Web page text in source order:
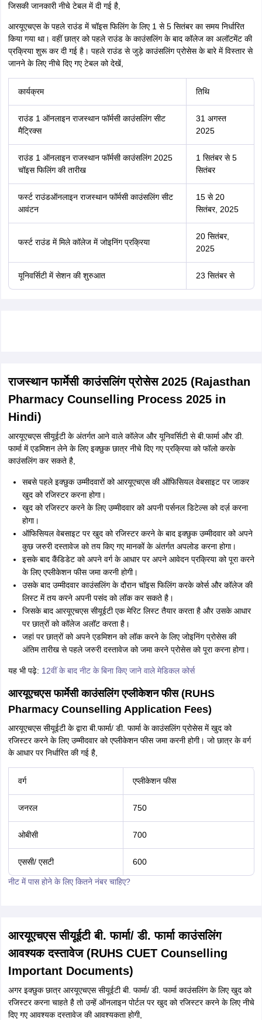
जिसकी जानकारी नीचे टेबल में दी गई है,
आरयूएचएस के पहले राउंड में चॉइस फिलिंग के लिए 1 से 5 सितंबर का समय निर्धारित
किया गया था। वहीं छात्र को पहले राउंड के काउंसलिंग के बाद कॉलेज का अलॉटमेंट की
प्रक्रिया शुरू कर दी गई है। पहले राउंड से जुड़े काउंसलिंग प्रोसेस के बारे में विस्तार से
जानने के लिए नीचे दिए गए टेबल को देखें,
कार्यक्रम तिथि
राउंड 1 ऑनलाइन राजस्थान फॉर्मसी काउंसलिंग सीट
मैट्रिक्स
31 अगस्त
2025
राउंड 1 ऑनलाइन राजस्थान फॉर्मसी काउंसलिंग 2025
चॉइस फिलिंग की तारीख
1 सितंबर से 5
सितंबर
फर्स्ट राउंडऑनलाइन राजस्थान फॉर्मसी काउंसलिंग सीट
आवंटन
15 से 20
सितंबर, 2025
फर्स्ट राउंड में मिले कॉलेज में जोइनिंग प्रक्रिया
20 सितंबर,
2025
यूनिवर्सिटी में सेशन की शुरुआत 23 सितंबर से
राजस्थान फार्मेसी काउंसलिंग प्रोसेस 2025 (Rajasthan
Pharmacy Counselling Process 2025 in
Hindi)
आरयूएचएस सीयूईटी के अंतर्गत आने वाले कॉलेज और यूनिवर्सिटी से बी.फार्मा और डी.
फार्मा में एडमिशन लेने के लिए इक्छुक छात्र नीचे दिए गए प्रक्रिया को फॉलो करके
काउंसलिंग कर सकते है,
सबसे पहले इक्छुक उम्मीदवारों को आरयूएचएस की ऑफिसियल वेबसाइट पर जाकर
खुद को रजिस्टर करना होगा।
खुद को रजिस्टर करने के लिए उम्मीदवार को अपनी पर्सनल डिटेल्स को दर्ज़ करना
होगा।
ऑफिसियल वेबसाइट पर खुद को रजिस्टर करने के बाद इक्छुक उम्मीदवार को अपने
कुछ जरुरी दस्तावेज को तय किए गए मानकों के अंतर्गत अपलोड करना होगा।
इसके बाद कैंडिडेट को अपने वर्ग के आधार पर अपने आवेदन प्रक्रिया को पूरा करने
के लिए एप्लीकेशन फीस जमा करनी होगी।
उसके बाद उम्मीदवार काउंसलिंग के दौरान चॉइस फिलिंग करके कोर्स और कॉलेज की
लिस्ट में तय करने अपनी पसंद को लॉक कर सकते है।
जिसके बाद आरयूएचएस सीयूईटी एक मेरिट लिस्ट तैयार करता है और उसके आधार
पर छात्रों को कॉलेज अलॉट करता है।
जहां पर छात्रों को अपने एडमिशन को लॉक करने के लिए जोइनिंग प्रोसेस की
अंतिम तारीख से पहले जरुरी दस्तावेज को जमा करने प्रोसेस को पूरा करना होगा।
यह भी पढ़े: 12वीं के बाद नीट के बिना किए जाने वाले मेडिकल कोर्स
आरयूएचएस फार्मेसी काउंसलिंग एप्लीकेशन फीस (RUHS
Pharmacy Counselling Application Fees)
आरयूएचएस सीयूईटी के द्वारा बी.फार्मा/ डी. फार्मा के काउंसलिंग प्रोसेस में खुद को
रजिस्टर करने के लिए उम्मीदवार को एप्लीकेशन फीस जमा करनी होगी। जो छात्र के वर्ग
के आधार पर निर्धारित की गई है,
वर्ग एप्लीकेशन फीस
जनरल 750
ओबीसी 700
एससी/ एसटी 600
नीट में पास होने के लिए कितने नंबर चाहिए?
आरयूएचएस सीयूईटी बी. फार्मा/ डी. फार्मा काउंसलिंग
आवश्यक दस्तावेज (RUHS CUET Counselling
Important Documents)
अगर इक्छुक छात्र आरयूएचएस सीयूईटी बी. फार्मा/ डी. फार्मा काउंसलिंग के लिए खुद को
रजिस्टर करना चाहते है तो उन्हें ऑनलाइन पोर्टल पर खुद को रजिस्टर करने के लिए नीचे
दिए गए आवश्यक दस्तावेज की आवश्यकता होगी,